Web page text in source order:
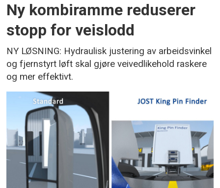
Ny kombiramme reduserer
stopp for veislodd
NY LØSNING: Hydraulisk justering av arbeidsvinkel
og fjernstyrt løft skal gjøre veivedlikehold raskere
og mer effektivt.